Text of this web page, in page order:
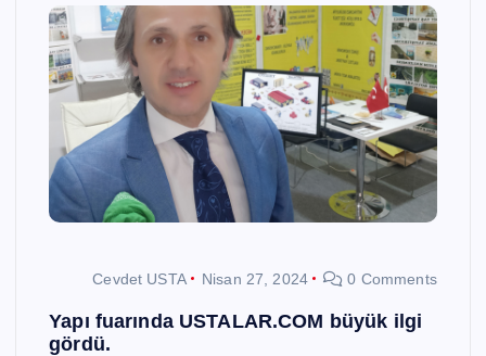
Cevdet USTA Nisan 27, 2024 0 Comments
Yapı fuarında USTALAR.COM büyük ilgi
gördü.